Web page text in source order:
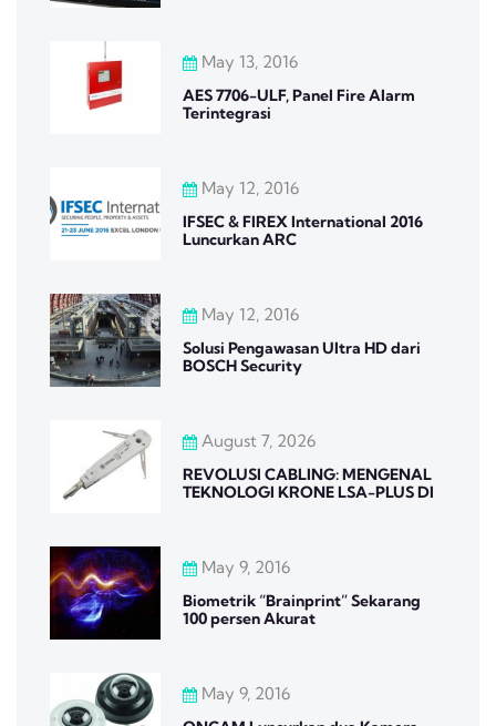
May 13, 2016
AES 7706-ULF, Panel Fire Alarm
Terintegrasi
May 12, 2016
IFSEC & FIREX International 2016
Luncurkan ARC
May 12, 2016
Solusi Pengawasan Ultra HD dari
BOSCH Security
August 7, 2026
REVOLUSI CABLING: MENGENAL
TEKNOLOGI KRONE LSA-PLUS DI
May 9, 2016
Biometrik “Brainprint” Sekarang
100 persen Akurat
May 9, 2016